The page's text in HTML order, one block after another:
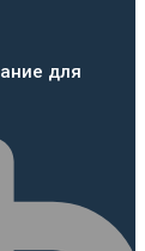
для